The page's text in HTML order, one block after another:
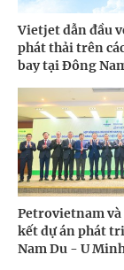
Vietjet dẫn đầu
phát thải trên
bay tại Đông
Petrovietnam và
kết dự án phát
Nam Du - U